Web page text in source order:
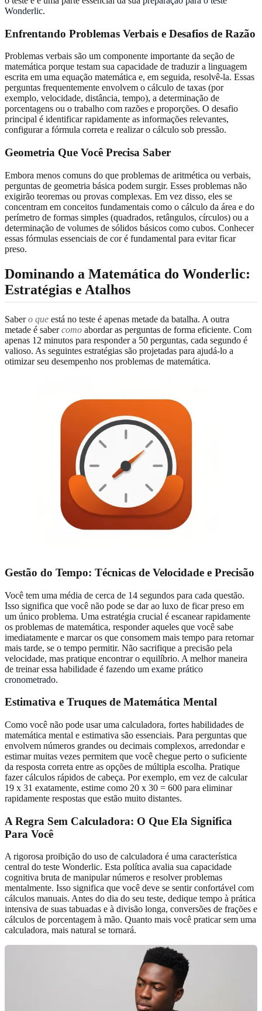
Wonderlic.
Enfrentando Problemas Verbais e Desafios de Razão
Problemas verbais são um componente importante da seção de
matemática porque testam sua capacidade de traduzir a linguagem
escrita em uma equação matemática e, em seguida, resolvê-la. Essas
perguntas frequentemente envolvem o cálculo de taxas (por
exemplo, velocidade, distância, tempo), a determinação de
porcentagens ou o trabalho com razões e proporções. O desafio
principal é identificar rapidamente as informações relevantes,
configurar a fórmula correta e realizar o cálculo sob pressão.
Geometria Que Você Precisa Saber
Embora menos comuns do que problemas de aritmética ou verbais,
perguntas de geometria básica podem surgir. Esses problemas não
exigirão teoremas ou provas complexas. Em vez disso, eles se
concentram em conceitos fundamentais como o cálculo da área e do
perímetro de formas simples (quadrados, retângulos, círculos) ou a
determinação de volumes de sólidos básicos como cubos. Conhecer
essas fórmulas essenciais de cor é fundamental para evitar ficar
preso.
Dominando a Matemática do Wonderlic:
Estratégias e Atalhos
Sabero que está no teste é apenas metade da batalha. A outra
metade é sabercomo abordar as perguntas de forma eficiente. Com
apenas 12 minutos para responder a 50 perguntas, cada segundo é
valioso. As seguintes estratégias são projetadas para ajudá-lo a
otimizar seu desempenho nos problemas de matemática.
Gestão do Tempo: Técnicas de Velocidade e Precisão
Você tem uma média de cerca de 14 segundos para cada questão.
Isso significa que você não pode se dar ao luxo de ficar preso em
um único problema. Uma estratégia crucial é escanear rapidamente
os problemas de matemática, responder aqueles que você sabe
imediatamente e marcar os que consomem mais tempo para retornar
mais tarde, se o tempo permitir. Não sacrifique a precisão pela
velocidade, mas pratique encontrar o equilíbrio. A melhor maneira
de treinar essa habilidade é fazendo um exame prático
cronometrado.
Estimativa e Truques de Matemática Mental
Como você não pode usar uma calculadora, fortes habilidades de
matemática mental e estimativa são essenciais. Para perguntas que
envolvem números grandes ou decimais complexos, arredondar e
estimar muitas vezes permitem que você chegue perto o suficiente
da resposta correta entre as opções de múltipla escolha. Pratique
fazer cálculos rápidos de cabeça. Por exemplo, em vez de calcular
19 x 31 exatamente, estime como 20 x 30 = 600 para eliminar
rapidamente respostas que estão muito distantes.
A Regra Sem Calculadora: O Que Ela Significa
Para Você
A rigorosa proibição do uso de calculadora é uma característica
central do teste Wonderlic. Esta política avalia sua capacidade
cognitiva bruta de manipular números e resolver problemas
mentalmente. Isso significa que você deve se sentir confortável com
cálculos manuais. Antes do dia do seu teste, dedique tempo à prática
intensiva de suas tabuadas e à divisão longa, conversões de frações e
cálculos de porcentagem à mão. Quanto mais você praticar sem uma
calculadora, mais natural se tornará.